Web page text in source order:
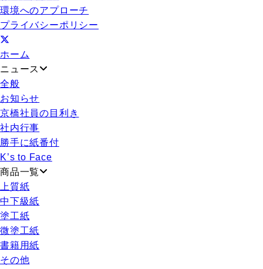
環境へのアプローチ
プライバシーポリシー
ホーム
ニュース
全般
お知らせ
京橋社員の目利き
社内行事
勝手に紙番付
K’s to Face
商品一覧
上質紙
中下級紙
塗工紙
微塗工紙
書籍用紙
その他